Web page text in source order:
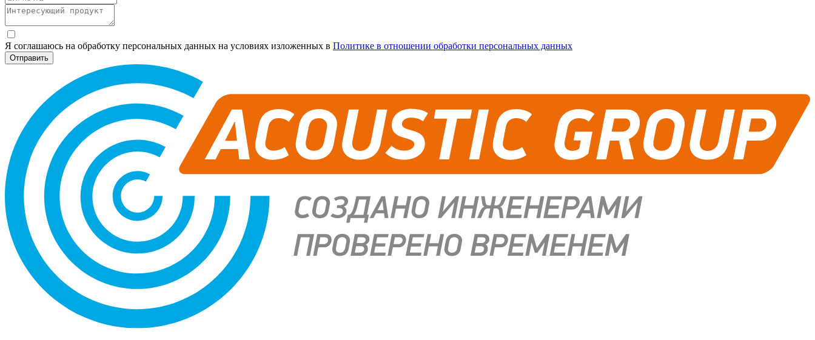
Я соглашаюсь на обработку персональных данных на условиях изложенных в Политике в отношении обработки персональных данных